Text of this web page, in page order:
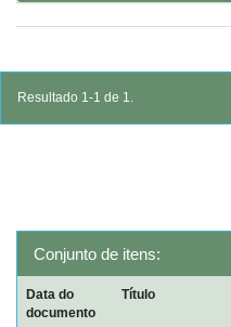
Resultado 1-1 de 1.
Conjunto de itens:
Data do
documento
Título